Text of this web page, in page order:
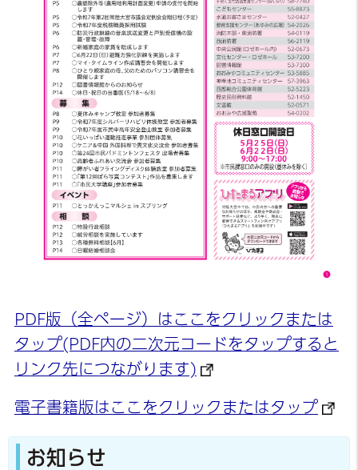
PDF版（全ページ）はここをクリックまたは
タップ(PDF内の二次元コードをタップすると
リンク先につながります)
電子書籍版はここをクリックまたはタップ
お知らせ